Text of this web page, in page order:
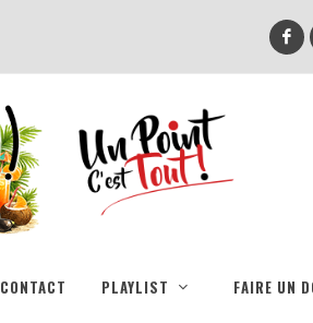
CONTACT PLAYLIST FAIRE UN